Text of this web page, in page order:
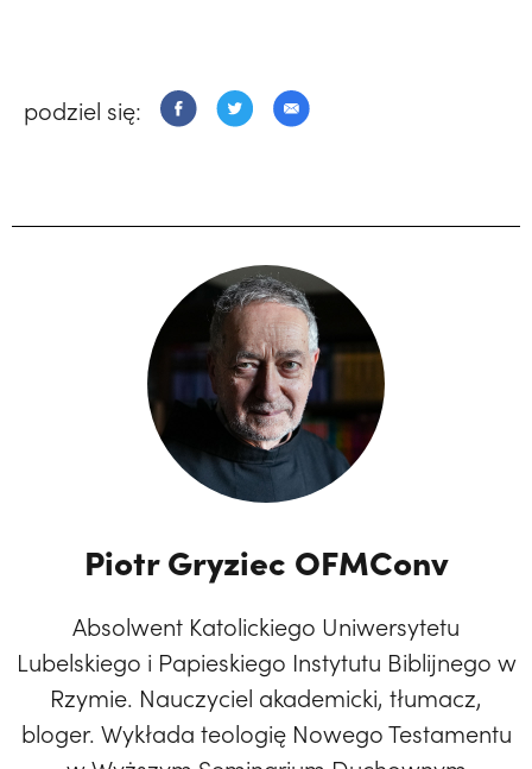
podziel się:
Piotr Gryziec OFMConv
Absolwent Katolickiego Uniwersytetu
Lubelskiego i Papieskiego Instytutu Biblijnego w
Rzymie. Nauczyciel akademicki, tłumacz,
bloger. Wykłada teologię Nowego Testamentu